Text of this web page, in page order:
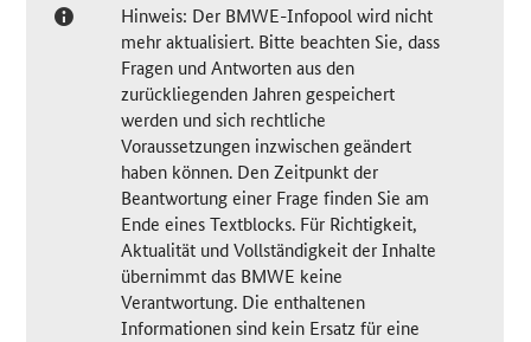
Hinweis: Der BMWE-Infopool wird nicht
mehr aktualisiert. Bitte beachten Sie, dass
Fragen und Antworten aus den
zurückliegenden Jahren gespeichert
werden und sich rechtliche
Voraussetzungen inzwischen geändert
haben können. Den Zeitpunkt der
Beantwortung einer Frage finden Sie am
Ende eines Textblocks. Für Richtigkeit,
Aktualität und Vollständigkeit der Inhalte
übernimmt das BMWE keine
Verantwortung. Die enthaltenen
Informationen sind kein Ersatz für eine